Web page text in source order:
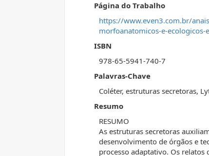
Página do Trabalho
https://www.even3.com.br/
morfoanatomicos-e-ecologicos-
ISBN
978-65-5941-740-7
Palavras-Chave
Coléter, estruturas secretoras,
Resumo
RESUMO
As estruturas secretoras
desenvolvimento de órgãos e
processo adaptativo. Os relatos